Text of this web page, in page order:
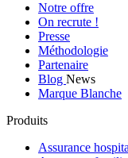
Notre offre
On recrute !
Presse
Méthodologie
Partenaire
Blog News
Marque Blanche
Produits
Assurance